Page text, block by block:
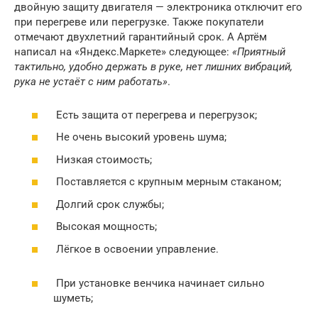
двойную защиту двигателя — электроника отключит его
при перегреве или перегрузке. Также покупатели
отмечают двухлетний гарантийный срок. А Артём
написал на «Яндекс.Маркете» следующее: «Приятный
тактильно, удобно держать в руке, нет лишних вибраций,
рука не устаёт с ним работать».
Есть защита от перегрева и перегрузок;
Не очень высокий уровень шума;
Низкая стоимость;
Поставляется с крупным мерным стаканом;
Долгий срок службы;
Высокая мощность;
Лёгкое в освоении управление.
При установке венчика начинает сильно
шуметь;